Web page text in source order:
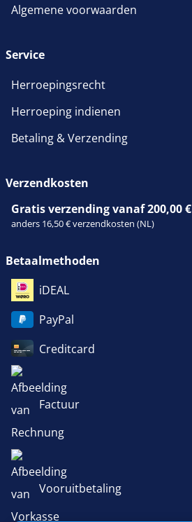
Algemene voorwaarden
Service
Herroepingsrecht
Herroeping indienen
Betaling & Verzending
Verzendkosten
Gratis verzending vanaf 200,00 €
anders 16,50 € verzendkosten (NL)
Betaalmethoden
iDEAL
PayPal
Creditcard
Factuur
Vooruitbetaling